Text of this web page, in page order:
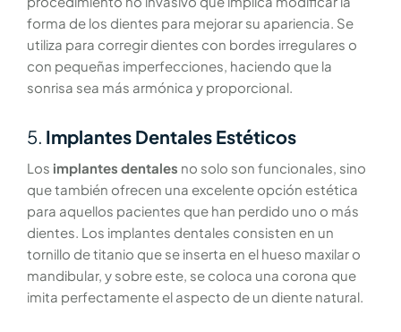
forma de los dientes para mejorar su apariencia. Se
utiliza para corregir dientes con bordes irregulares o
con pequeñas imperfecciones, haciendo que la
sonrisa sea más armónica y proporcional.
5. Implantes Dentales Estéticos
Los implantes dentales no solo son funcionales, sino
que también ofrecen una excelente opción estética
para aquellos pacientes que han perdido uno o más
dientes. Los implantes dentales consisten en un
tornillo de titanio que se inserta en el hueso maxilar o
mandibular, y sobre este, se coloca una corona que
imita perfectamente el aspecto de un diente natural.